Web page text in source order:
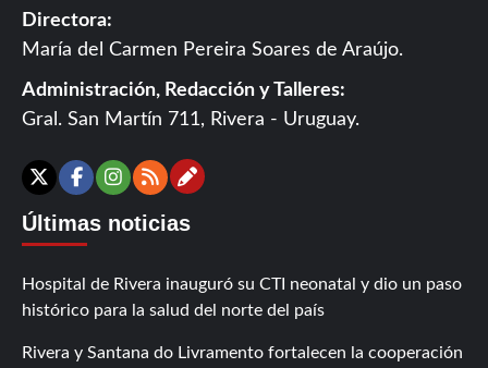
Directora:
María del Carmen Pereira Soares de Araújo.
Administración, Redacción y Talleres:
Gral. San Martín 711, Rivera - Uruguay.
X Facebook
Instagram
RSSContáctanos
Últimas noticias
Hospital de Rivera inauguró su CTI neonatal y dio un paso
histórico para la salud del norte del país
Rivera y Santana do Livramento fortalecen la cooperación